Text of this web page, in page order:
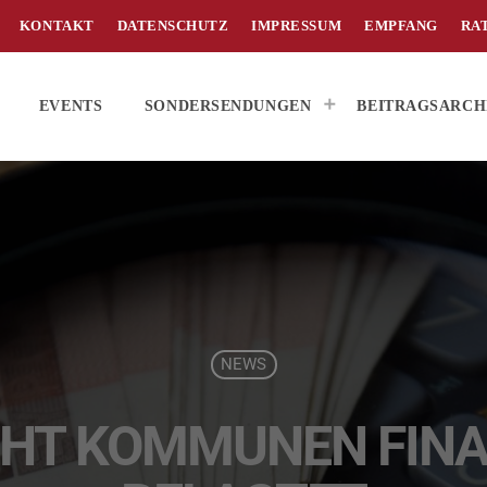
KONTAKT DATENSCHUTZ IMPRESSUM EMPFANG
EVENTS SONDERSENDUNGEN
NEWS
KOMMUNEN